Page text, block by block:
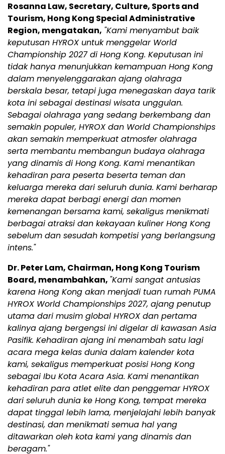
Rosanna Law, Secretary, Culture, Sports and
Tourism, Hong Kong Special Administrative
Region, mengatakan, "Kami menyambut baik
keputusan HYROX untuk menggelar World
Championship 2027 di Hong Kong. Keputusan ini
tidak hanya menunjukkan kemampuan Hong Kong
dalam menyelenggarakan ajang olahraga
berskala besar, tetapi juga menegaskan daya tarik
kota ini sebagai destinasi wisata unggulan.
Sebagai olahraga yang sedang berkembang dan
semakin populer, HYROX dan World Championships
akan semakin memperkuat atmosfer olahraga
serta membantu membangun budaya olahraga
yang dinamis di Hong Kong. Kami menantikan
kehadiran para peserta beserta teman dan
keluarga mereka dari seluruh dunia. Kami berharap
mereka dapat berbagi energi dan momen
kemenangan bersama kami, sekaligus menikmati
berbagai atraksi dan kekayaan kuliner Hong Kong
sebelum dan sesudah kompetisi yang berlangsung
intens."
Dr. Peter Lam, Chairman, Hong Kong Tourism
Board, menambahkan, "Kami sangat antusias
karena Hong Kong akan menjadi tuan rumah PUMA
HYROX World Championships 2027, ajang penutup
utama dari musim global HYROX dan pertama
kalinya ajang bergengsi ini digelar di kawasan Asia
Pasifik. Kehadiran ajang ini menambah satu lagi
acara mega kelas dunia dalam kalender kota
kami, sekaligus memperkuat posisi Hong Kong
sebagai Ibu Kota Acara Asia. Kami menantikan
kehadiran para atlet elite dan penggemar HYROX
dari seluruh dunia ke Hong Kong, tempat mereka
dapat tinggal lebih lama, menjelajahi lebih banyak
destinasi, dan menikmati semua hal yang
ditawarkan oleh kota kami yang dinamis dan
beragam."